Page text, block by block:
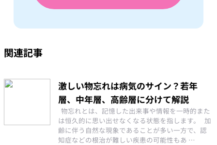
関連記事
激しい物忘れは病気のサイン？若年
層、中年層、高齢層に分けて解説
物忘れとは、記憶した出来事や情報を一時的また
は恒久的に思い出せなくなる状態を指します。 加
齢に伴う自然な現象であることが多い一方で、認
知症などの根治が難しい疾患の可能性もあ …